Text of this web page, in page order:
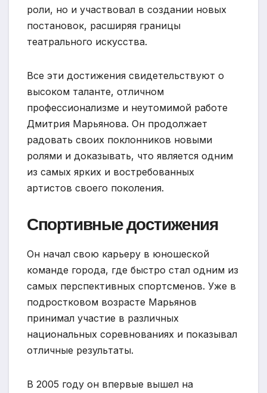
роли, но и участвовал в создании новых
постановок, расширяя границы
театрального искусства.
Все эти достижения свидетельствуют о
высоком таланте, отличном
профессионализме и неутомимой работе
Дмитрия Марьянова. Он продолжает
радовать своих поклонников новыми
ролями и доказывать, что является одним
из самых ярких и востребованных
артистов своего поколения.
Спортивные достижения
Он начал свою карьеру в юношеской
команде города, где быстро стал одним из
самых перспективных спортсменов. Уже в
подростковом возрасте Марьянов
принимал участие в различных
национальных соревнованиях и показывал
отличные результаты.
В 2005 году он впервые вышел на